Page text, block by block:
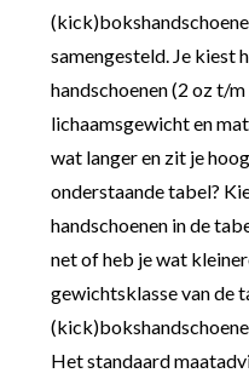
samengesteld. Je kiest
handschoenen (2 oz t/
lichaamsgewicht en
wat langer en zit je
onderstaande tabel?
handschoenen in de
net of heb je wat
gewichtsklasse van de
Het standaard